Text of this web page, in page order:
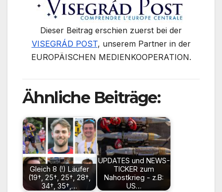
Dieser Beitrag erschien zuerst bei der
VISEGRÁD POST, unserem Partner in der
EUROPÄISCHEN MEDIENKOOPERATION.
Ähnliche Beiträge:
Gleich 8 (!) Läufer
(19†, 25†, 25†, 28†,
34†, 35†,…
UPDATES und NEWS-
TICKER zum
Nahostkrieg - z.B:
US…